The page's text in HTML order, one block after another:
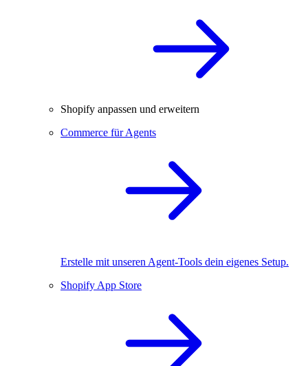
Shopify anpassen und erweitern
Commerce für Agents
Erstelle mit unseren Agent-Tools dein eigenes Setup.
Shopify App Store